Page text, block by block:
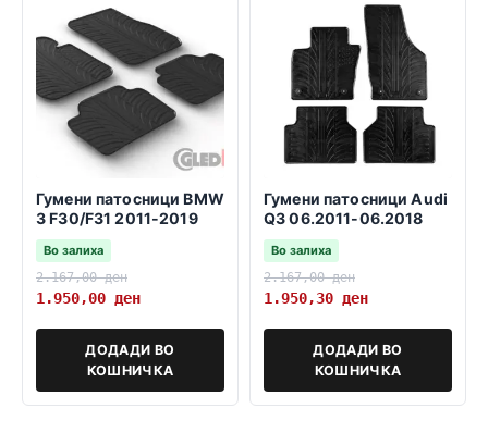
Гумени патосници BMW
3 F30/F31 2011-2019
Во залиха
2.167,00ден
1.950,00 ден
ДОДАДИ ВО
КОШНИЧКА
Гумени патосници Audi
Q3 06.2011-06.2018
Во залиха
2.167,00ден
1.950,30 ден
ДОДАДИ ВО
КОШНИЧКА